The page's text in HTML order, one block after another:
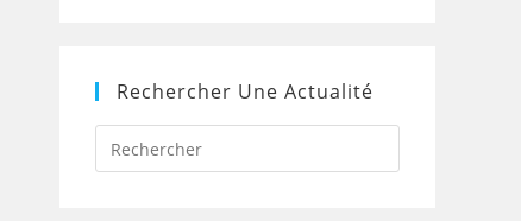
Rechercher Une Actualité
Press
to